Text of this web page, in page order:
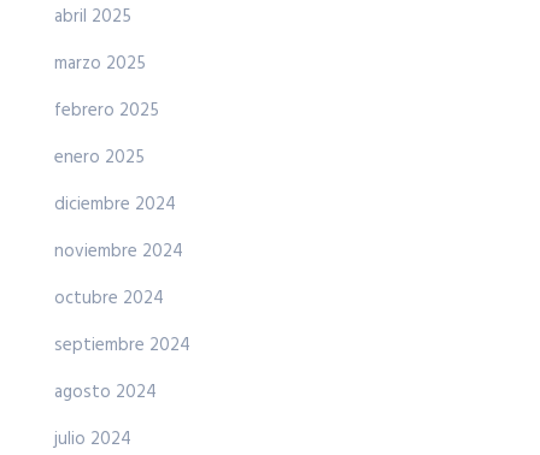
abril 2025
marzo 2025
febrero 2025
enero 2025
diciembre 2024
noviembre 2024
octubre 2024
septiembre 2024
agosto 2024
julio 2024